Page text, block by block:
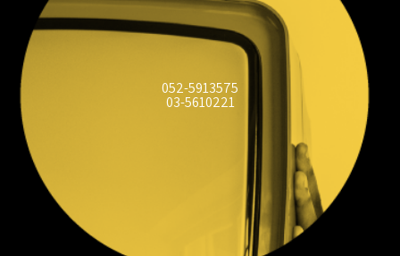
052-5913575
03-5610221